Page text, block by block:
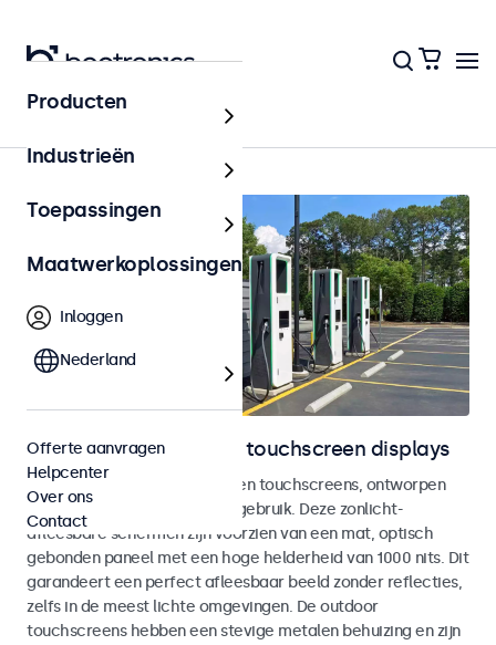
Outdoor
Outdoor monitoren en touchscreen displays
Weersbestendige monitoren en touchscreens, ontworpen
voor zowel binnen- als buitengebruik. Deze zonlicht-
afleesbare schermen zijn voorzien van een mat, optisch
gebonden paneel met een hoge helderheid van 1000 nits. Dit
garandeert een perfect afleesbaar beeld zonder reflecties,
zelfs in de meest lichte omgevingen. De outdoor
touchscreens hebben een stevige metalen behuizing en zijn
Producten
Industrieën
Toepassingen
Maatwerkoplossingen
Inloggen
Nederland
Offerte aanvragen
Helpcenter
Over ons
Contact